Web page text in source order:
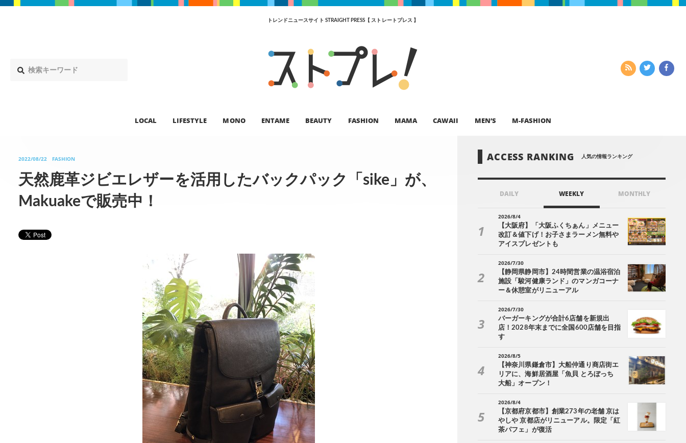
トレンドニュースサイト STRAIGHT PRESS【 ストレートプレス 】
LOCAL LIFESTYLE MONO ENTAME BEAUTY FASHION MAMA CAWAII MEN’S M-FASHION
2022/08/22 FASHION
天然鹿革ジビエレザーを活用したバックパック「sike」が、
Makuakeで販売中！
ACCESS RANKING 人気の情報ランキング
DAILY WEEKLY MONTHLY
2026/8/4
【大阪府】「大阪ふくちぁん」メニュー
改訂＆値下げ！お子さまラーメン無料や
アイスプレゼントも
2026/7/30
【静岡県静岡市】24時間営業の温浴宿泊
施設「駿河健康ランド」のマンガコーナ
ー＆休憩室がリニューアル
2026/7/30
バーガーキングが合計6店舗を新規出
店！2028年末までに全国600店舗を目指
す
2026/8/5
【神奈川県鎌倉市】大船仲通り商店街エ
リアに、海鮮居酒屋「魚貝 とろぼっち
大船」オープン！
2026/8/4
【京都府京都市】創業273年の老舗 京は
やしや 京都店がリニューアル。限定「紅
茶パフェ」が復活